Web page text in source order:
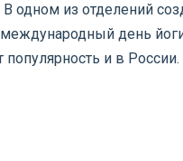
одном из отделений
день
популярность и в России.